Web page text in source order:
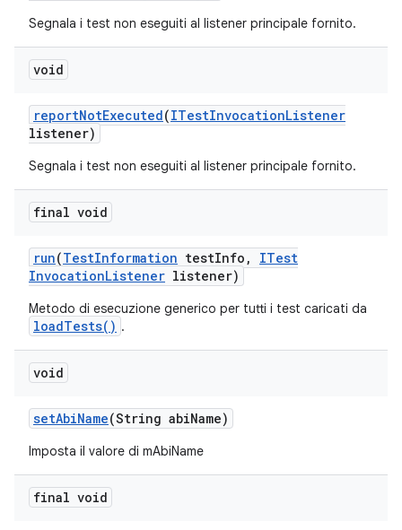
Segnala i test non eseguiti al listener principale fornito.
void
reportNotExecuted(ITestInvocationListener
listener)
Segnala i test non eseguiti al listener principale fornito.
final void
run(TestInformation testInfo ,
ITest
InvocationListener listener)
Metodo di esecuzione generico per tutti i test caricati da
loadTests() .
void
setAbiName(String abiName)
Imposta il valore di mAbiName
final void